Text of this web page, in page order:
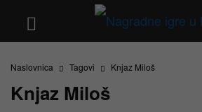
Naslovnica Tagovi Knjaz Miloš
Knjaz Miloš